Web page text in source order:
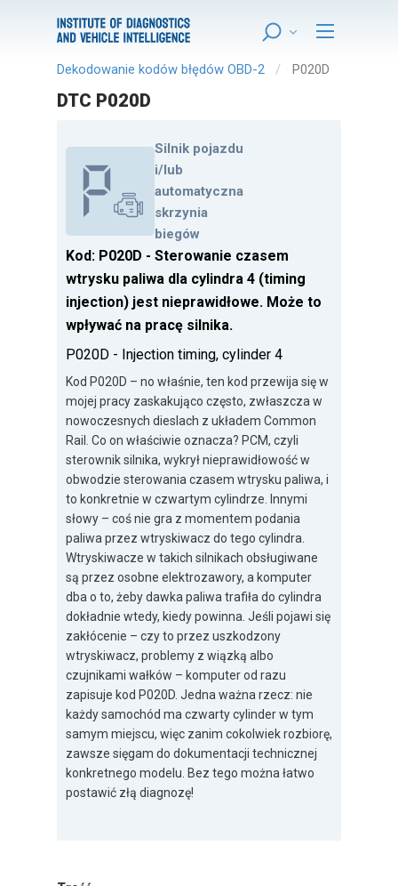
Dekodowanie kodów błędów OBD-2 P020D
DTC P020D
Silnik pojazdu
i/lub
automatyczna
skrzynia
biegów
Kod: P020D - Sterowanie czasem
wtrysku paliwa dla cylindra 4 (timing
injection) jest nieprawidłowe. Może to
wpływać na pracę silnika.
P020D - Injection timing, cylinder 4
Kod P020D – no właśnie, ten kod przewija się w
mojej pracy zaskakująco często, zwłaszcza w
nowoczesnych dieslach z układem Common
Rail. Co on właściwie oznacza? PCM, czyli
sterownik silnika, wykrył nieprawidłowość w
obwodzie sterowania czasem wtrysku paliwa, i
to konkretnie w czwartym cylindrze. Innymi
słowy – coś nie gra z momentem podania
paliwa przez wtryskiwacz do tego cylindra.
Wtryskiwacze w takich silnikach obsługiwane
są przez osobne elektrozawory, a komputer
dba o to, żeby dawka paliwa trafiła do cylindra
dokładnie wtedy, kiedy powinna. Jeśli pojawi się
zakłócenie – czy to przez uszkodzony
wtryskiwacz, problemy z wiązką albo
czujnikami wałków – komputer od razu
zapisuje kod P020D. Jedna ważna rzecz: nie
każdy samochód ma czwarty cylinder w tym
samym miejscu, więc zanim cokolwiek rozbiorę,
zawsze sięgam do dokumentacji technicznej
konkretnego modelu. Bez tego można łatwo
postawić złą diagnozę!